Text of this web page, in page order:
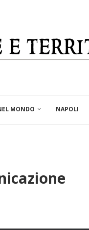
MONDO NAPOLI